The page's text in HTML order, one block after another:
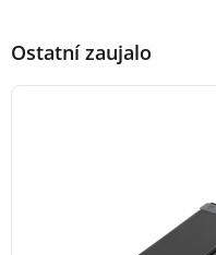
Ostatní zaujalo